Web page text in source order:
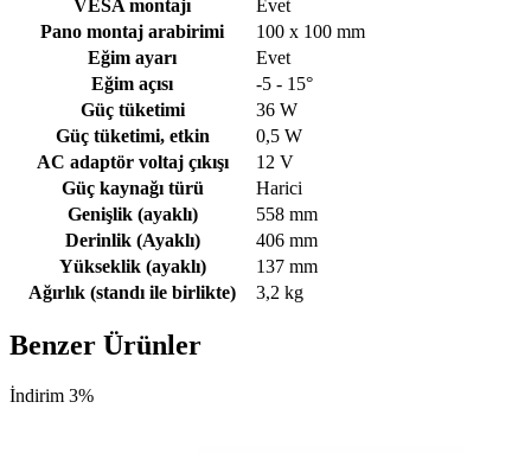
VESA montajı
Evet
Pano montaj arabirimi
100 x 100 mm
Eğim ayarı
Evet
Eğim açısı
-5 - 15°
Güç tüketimi
36 W
Güç tüketimi, etkin
0,5 W
AC adaptör voltaj çıkışı
12 V
Güç kaynağı türü
Harici
Genişlik (ayaklı)
558 mm
Derinlik (Ayaklı)
406 mm
Yükseklik (ayaklı)
137 mm
Ağırlık (standı ile birlikte)
3,2 kg
Benzer Ürünler
İndirim 3%